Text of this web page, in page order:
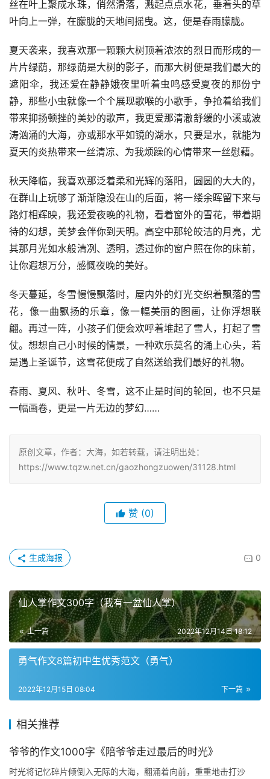
丝在叶上聚成水珠，俏然滑落，溅起点点水花，垂着头的草
叶向上一弹，在朦胧的天地间摇曳。这，便是春雨朦胧。
夏天袭来，我喜欢那一颗颗大树顶着浓浓的烈日而形成的一
片片绿荫，那绿荫是大树的影子，而那大树便是我们最大的
遮阳伞，我还爱在静静娥夜里听着虫鸣感受夏夜的那份宁
静，那些小虫就像一个个展现歌喉的小歌手，争抢着给我们
带来抑扬顿挫的美妙的歌声，我更爱那清澈舒缓的小溪或波
涛汹涌的大海，亦或那水平如镜的湖水，只要是水，就能为
夏天的炎热带来一丝清凉、为我烦躁的心情带来一丝慰藉。
秋天降临，我喜欢那泛着柔和光辉的落阳，圆圆的大大的，
在群山上玩够了渐渐隐没在山的后面，将一缕余晖留下来与
路灯相辉映，我还爱夜晚的礼物，看着窗外的雪花，带着期
待的幻想，美梦会伴你到天明。高空中那轮皎洁的月亮，尤
其那月光如水般清冽、透明，透过你的窗户照在你的床前，
让你遐想万分，感慨夜晚的美好。
冬天蔓延，冬雪慢慢飘落时，屋内外的灯光交织着飘落的雪
花，像一曲飘扬的乐章，像一幅美丽的图画，让你浮想联
翩。再过一阵，小孩子们便会欢呼着堆起了雪人，打起了雪
仗。想想自己小时候的情景，一种欢乐莫名的涌上心头，若
是遇上圣诞节，这雪花便成了自然送给我们最好的礼物。
春雨、夏风、秋叶、冬雪，这不止是时间的轮回，也不只是
一幅画卷，更是一片无边的梦幻……
原创文章，作者：大海，如若转载，请注明出处：
https://www.tqzw.net.cn/gaozhongzuowen/31128.html
赞 (0)
0
生成海报
仙人掌作文300字（我有一盆仙人掌）
上一篇 2022年12月14日 18:12
勇气作文8篇初中生优秀范文（勇气）
下一篇
2022年12月15日 08:04
相关推荐
爷爷的作文1000字《陪爷爷走过最后的时光》
时光将记忆碎片倾倒入无际的大海，翻涌着向前，重重地击打沙